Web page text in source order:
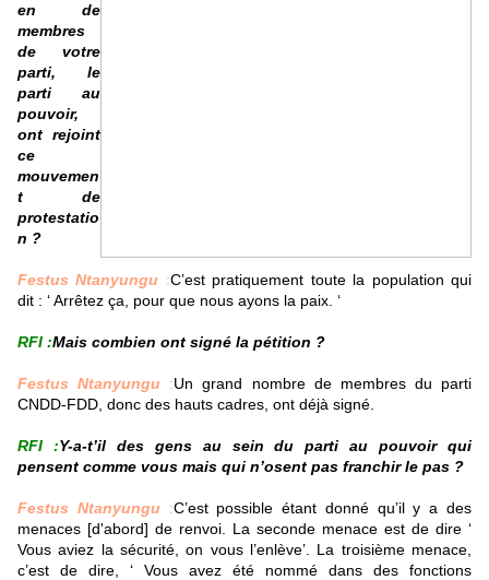
en de
membres
de votre
parti, le
parti au
pouvoir,
ont rejoint
ce
mouvemen
t de
protestatio
n ?
Festus Ntanyungu :C’est pratiquement toute la population qui
dit : ‘ Arrêtez ça, pour que nous ayons la paix. ‘
RFI :Mais combien ont signé la pétition ?
Festus Ntanyungu :Un grand nombre de membres du parti
CNDD-FDD, donc des hauts cadres, ont déjà signé.
RFI :Y-a-t’il des gens au sein du parti au pouvoir qui
pensent comme vous mais qui n’osent pas franchir le pas ?
Festus Ntanyungu:C’est possible étant donné qu’il y a des
menaces [d'abord] de renvoi. La seconde menace est de dire ‘
Vous aviez la sécurité, on vous l’enlève’. La troisième menace,
c’est de dire, ‘ Vous avez été nommé dans des fonctions